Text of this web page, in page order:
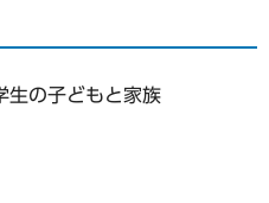
生の子どもと家族